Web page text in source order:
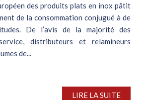
des produits plats en inox pâtit
de la consommation conjugué à de
De l’avis de la majorité des
distributeurs et relamineurs
de...
LIRE LA SUITE